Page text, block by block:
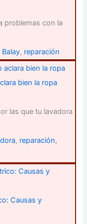
problemas con la
, reparación
bien la ropa
las que tu lavadora
, reparación,
Causas y